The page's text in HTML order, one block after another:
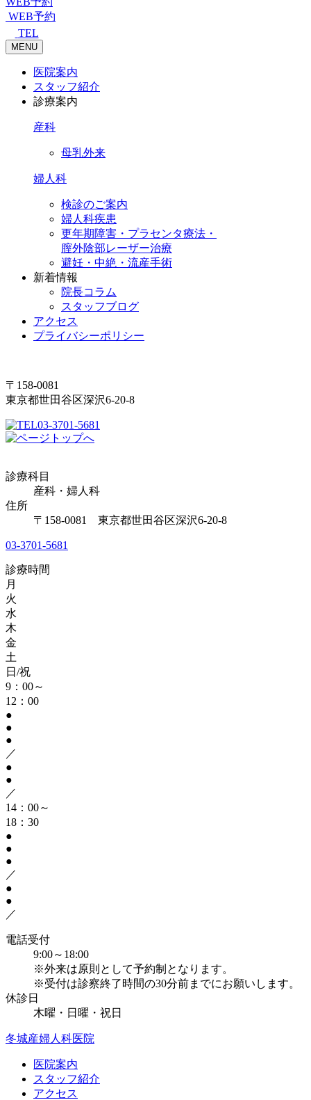
WEB予約
TEL
MENU
医院案内
スタッフ紹介
診療案内
産科
母乳外来
婦人科
検診のご案内
婦人科疾患
更年期障害・プラセンタ療法・
膣外陰部レーザー治療
避妊・中絶・流産手術
新着情報
院長コラム
スタッフブログ
アクセス
プライバシーポリシー
〒158-0081
東京都世田谷区深沢6-20-8
03-3701-5681
診療科目
産科・婦人科
住所
〒158-0081 東京都世田谷区深沢6-20-8
03-3701-5681
診療時間
月
火
水
木
金
土
日/祝
9：00～
12：00
●
●
●
／
●
●
／
14：00～
18：30
●
●
●
／
●
●
／
電話受付
9:00～18:00
※外来は原則として予約制となります。
※受付は診察終了時間の30分前までにお願いします。
休診日
木曜・日曜・祝日
冬城産婦人科医院
医院案内
スタッフ紹介
アクセス